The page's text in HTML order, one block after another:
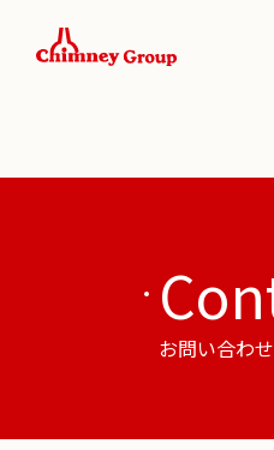
お問い合わ